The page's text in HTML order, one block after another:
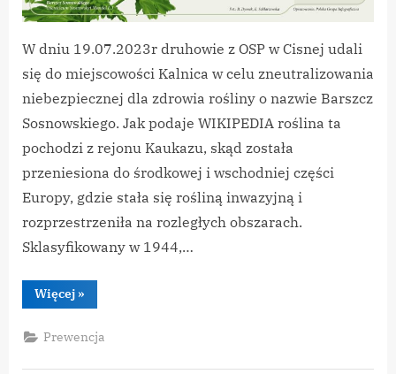
W dniu 19.07.2023r druhowie z OSP w Cisnej udali
się do miejscowości Kalnica w celu zneutralizowania
niebezpiecznej dla zdrowia rośliny o nazwie Barszcz
Sosnowskiego. Jak podaje WIKIPEDIA roślina ta
pochodzi z rejonu Kaukazu, skąd została
przeniesiona do środkowej i wschodniej części
Europy, gdzie stała się rośliną inwazyjną i
rozprzestrzeniła na rozległych obszarach.
Sklasyfikowany w 1944,…
Więcej“Barszcz
Sosnowskiego”
»
Prewencja